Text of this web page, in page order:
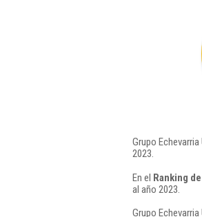
Grupo
2023.
En el Ranking
al año 2023.
Grupo